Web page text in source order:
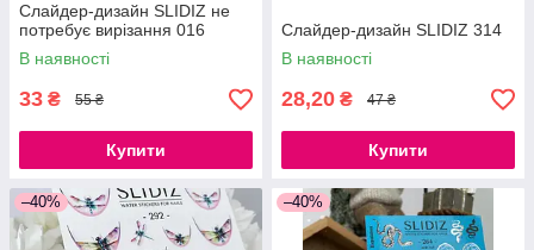
Слайдер-дизайн SLIDIZ не
потребує вирізання 016
В наявності
33 ₴ 55 ₴
Купити
Слайдер-дизайн SLIDIZ 314
В наявності
28,20 ₴ 47 ₴
Купити
–40% –40%